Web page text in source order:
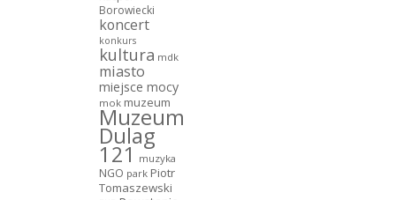
Borowiecki
koncert
konkurs
kultura mdk
miasto
miejsce mocy
mok muzeum
Muzeum
Dulag
121 muzyka
NGO park Piotr
Tomaszewski